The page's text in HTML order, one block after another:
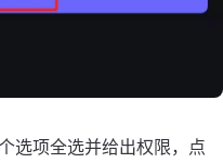
选项全选并给出权限，点